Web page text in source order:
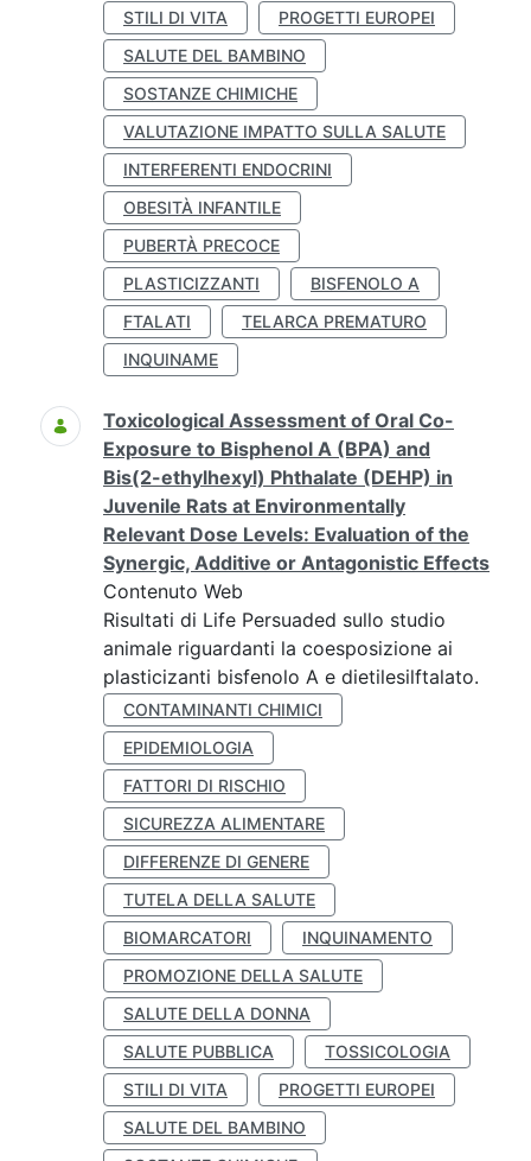
STILI DI VITA
PROGETTI EUROPEI
SALUTE DEL BAMBINO
SOSTANZE CHIMICHE
VALUTAZIONE IMPATTO SULLA SALUTE
INTERFERENTI ENDOCRINI
OBESITÀ INFANTILE
PUBERTÀ PRECOCE
PLASTICIZZANTI
BISFENOLO A
FTALATI
TELARCA PREMATURO
INQUINAME
Toxicological Assessment of Oral Co-
Exposure to Bisphenol A (BPA) and
Bis(2-ethylhexyl) Phthalate (DEHP) in
Juvenile Rats at Environmentally
Relevant Dose Levels: Evaluation of the
Synergic, Additive or Antagonistic Effects
Contenuto Web
Risultati di Life Persuaded sullo studio
animale riguardanti la coesposizione ai
plasticizanti bisfenolo A e dietilesilftalato.
CONTAMINANTI CHIMICI
EPIDEMIOLOGIA
FATTORI DI RISCHIO
SICUREZZA ALIMENTARE
DIFFERENZE DI GENERE
TUTELA DELLA SALUTE
BIOMARCATORI
INQUINAMENTO
PROMOZIONE DELLA SALUTE
SALUTE DELLA DONNA
SALUTE PUBBLICA
TOSSICOLOGIA
STILI DI VITA
PROGETTI EUROPEI
SALUTE DEL BAMBINO